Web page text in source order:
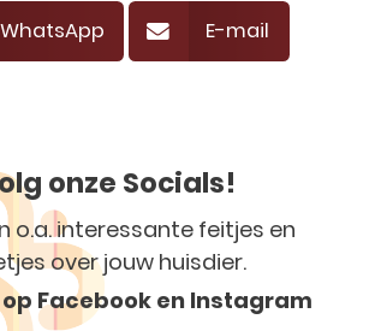
WhatsApp E-mail
onze Socials!
o.a. interessante feitjes en
over jouw huisdier.
Facebook en Instagram